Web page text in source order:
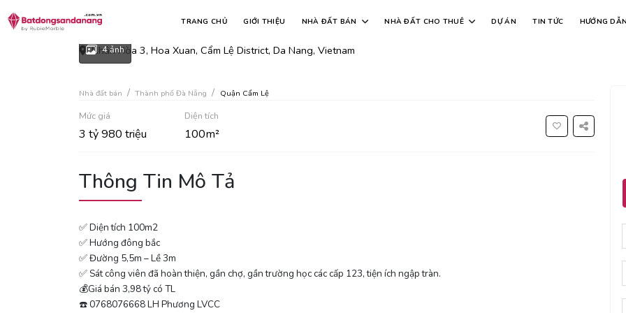
TRANG CHỦ GIỚI THIỆU NHÀ ĐẤT BÁN NHÀ ĐẤT CHO THUÊ DỰ ÁN TIN TỨC HƯỚNG DẪN
Rẻ nhất nam cẩm lệ, hoà xuân, đà đẵng lúc này - đường nhân
Nhân Hòa 3, Hoa Xuan, Cẩm Lệ District, Da Nang, Vietnam
4 ảnh
Nhà đất bán Thành phố Đà Nẵng Quận Cẩm Lệ
Mức giá
3 tỷ 980 triệu
Diện tích
100m²
Thông Tin Mô Tả
✅ Diện tích 100m2
✅ Hướng đông bắc
✅ Đường 5,5m – Lề 3m
✅ Sát công viên đã hoàn thiện, gần chợ, gần trường học các cấp 123, tiện ích ngập tràn.
💰Giá bán 3,98 tỷ có TL
☎️ 0768076668 LH Phương LVCC